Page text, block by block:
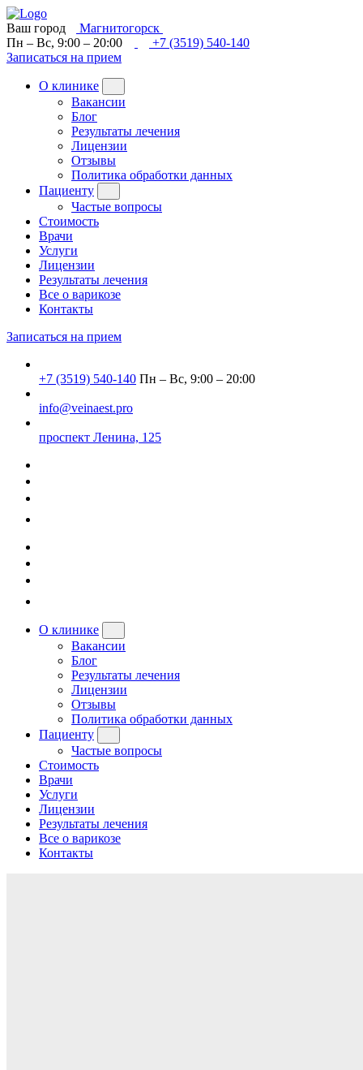
Ваш город
Магнитогорск
Пн – Вс, 9:00 – 20:00
+7 (3519) 540-140
Записаться на прием
О клинике
Вакансии
Блог
Результаты лечения
Лицензии
Отзывы
Политика обработки данных
Пациенту
Частые вопросы
Стоимость
Врачи
Услуги
Лицензии
Результаты лечения
Все о варикозе
Контакты
Записаться на прием
+7 (3519) 540-140 Пн – Вс, 9:00 – 20:00
info@veinaest.pro
проспект Ленина, 125
О клинике
Вакансии
Блог
Результаты лечения
Лицензии
Отзывы
Политика обработки данных
Пациенту
Частые вопросы
Стоимость
Врачи
Услуги
Лицензии
Результаты лечения
Все о варикозе
Контакты